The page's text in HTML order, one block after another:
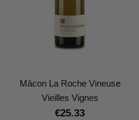
Mâcon La Roche Vineuse
Vieilles Vignes
€25.33